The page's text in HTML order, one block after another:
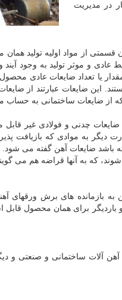
در مدیریت
از مواد اولیه تولید
عادی و موثر تولید به وجود
یا تعداد ضایعات عادی
این ضایعات عبارتند از
از ضایعات ساختمانی به حساب
ضایعات چدنی و فولادی غیر
دیگر به موادی که بازیافت
باشد ضایعات آهن گفته می
که به آنها قراضه هم می
به بازمانده های برش ورقهای
برای همان محصول قابل
آهن آلات ساختمانی و صنعتی و